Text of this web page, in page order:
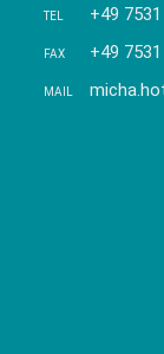
TEL +49
FAX +49
MAIL